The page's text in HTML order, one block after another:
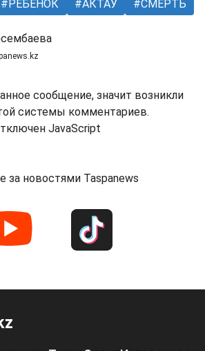
РЕБЕНОК АКТАУ СМЕРТЬ
сообщение, значит возникли
системы комментариев.
JavaScript
за новостями Taspanews